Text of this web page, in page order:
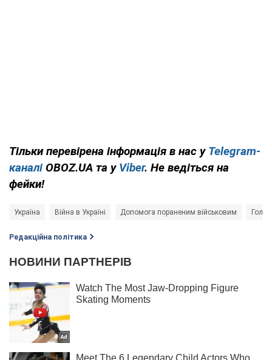
Тільки перевірена інформація в нас у Telegram-
каналі OBOZ.UA та у Viber. Не ведіться на
фейки!
Україна Війна в Україні Допомога пораненим військовим
Редакційна політика